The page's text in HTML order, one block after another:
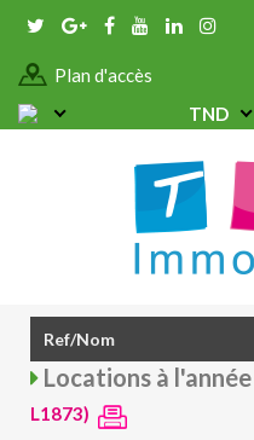
Plan d'accès
TND
Locations à l'année
L1873)